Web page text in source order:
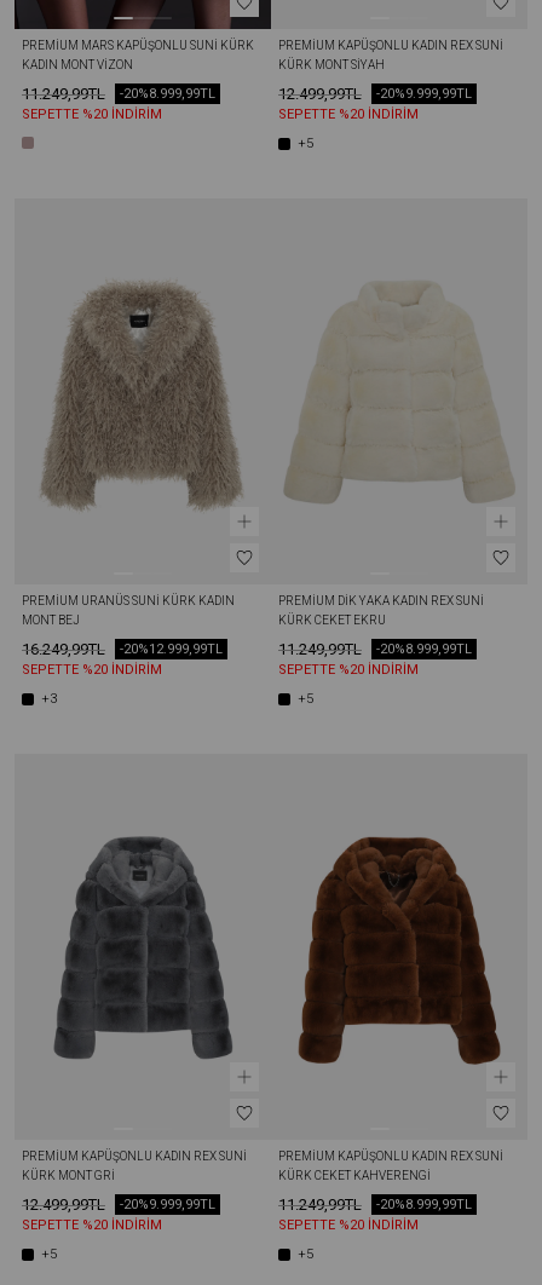
PREMIUM MARS KAPÜŞONLU SUNI KÜRK
KADIN MONT VIZON
11.249,99TL 8.999,99TL
-20%
SEPETTE %20 İNDİRİM
PREMIUM KAPÜŞONLU KADIN REX SUNI
KÜRK MONT SIYAH
12.499,99TL 9.999,99TL
-20%
SEPETTE %20 İNDİRİM
+5
PREMIUM URANÜS SUNI KÜRK KADIN
MONT BEJ
16.249,99TL 12.999,99TL
-20%
SEPETTE %20 İNDİRİM
+3
PREMIUM DIK YAKA KADIN REX SUNI
KÜRK CEKET EKRU
11.249,99TL 8.999,99TL
-20%
SEPETTE %20 İNDİRİM
+5
PREMIUM KAPÜŞONLU KADIN REX SUNI
KÜRK MONT GRI
12.499,99TL 9.999,99TL
-20%
SEPETTE %20 İNDİRİM
+5
PREMIUM KAPÜŞONLU KADIN REX SUNI
KÜRK CEKET KAHVERENGI
11.249,99TL 8.999,99TL
-20%
SEPETTE %20 İNDİRİM
+5